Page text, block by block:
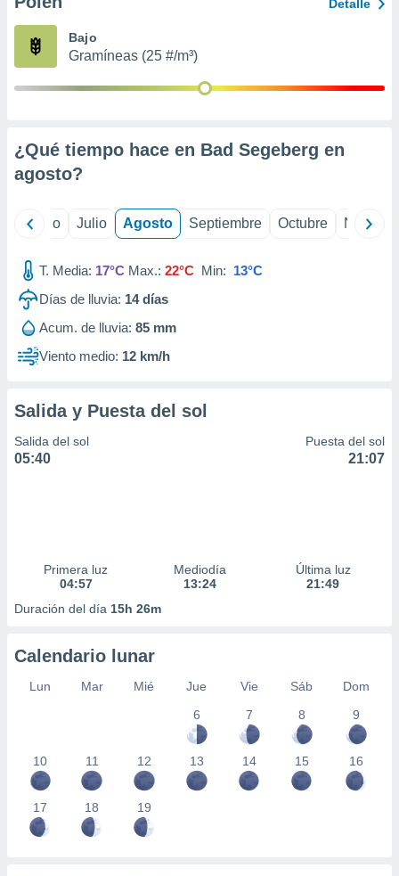
publicidad
1199
Detalle
Bajo
Gramíneas (25 #/m³)
¿Qué tiempo hace en Bad Segeberg en
agosto?
Junio Julio Agosto Septiembre Octubre
T. Media: 17°C Max.: 22°C Min: 13°C
Días de lluvia: 14días
Acum. de lluvia: 85 mm
Viento medio: 12 km/h
Salida y Puesta del sol
Salida del sol
05:40
Puesta del sol
21:07
Primera luz
04:57
Mediodía
13:24
Última luz
21:49
Duración del día 15h 26m
Calendario lunar
Lun Mar Mié Jue Vie Sáb
Dom
6
7 8 9
10 11 12 13 14 15 16
17 18 19